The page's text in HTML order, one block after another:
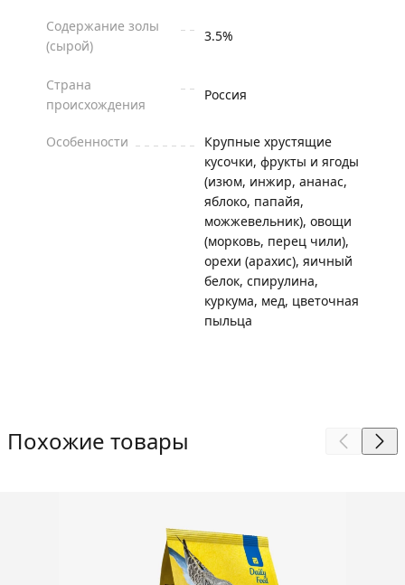
Содержание золы
(сырой)
3.5%
Страна
происхождения
Россия
Особенности
Крупные хрустящие
кусочки, фрукты и ягоды
(изюм, инжир, ананас,
яблоко, папайя,
можжевельник), овощи
(морковь, перец чили),
орехи (арахис), яичный
белок, спирулина,
куркума, мед, цветочная
пыльца
Похожие товары